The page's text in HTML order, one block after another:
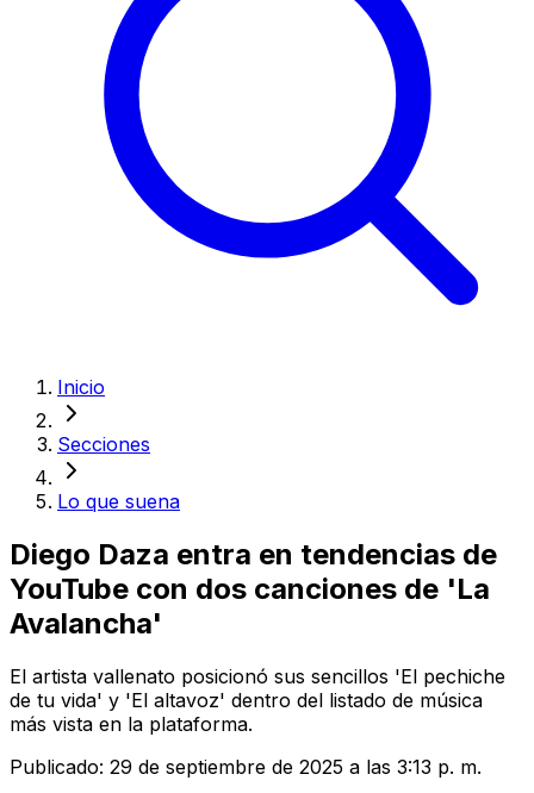
Inicio
Secciones
Lo que suena
Diego Daza entra en tendencias de
YouTube con dos canciones de 'La
Avalancha'
El artista vallenato posicionó sus sencillos 'El pechiche
de tu vida' y 'El altavoz' dentro del listado de música
más vista en la plataforma.
Publicado: 29 de septiembre de 2025 a las 3:13 p. m.